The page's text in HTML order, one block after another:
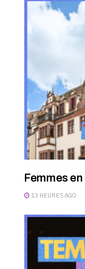
Femmes
13 HEURES AGO